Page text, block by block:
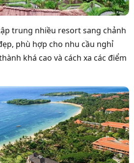
trung nhiều resort sang chảnh
phù hợp cho nhu cầu nghỉ
khá cao và cách xa các điểm